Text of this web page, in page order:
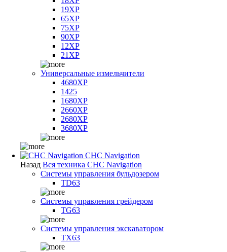
19XP
65XP
75XP
90XP
12XP
21XP
Универсальные измельчители
4680XP
1425
1680XP
2660XP
2680XP
3680XP
CHC Navigation
Назад Вся техника CHC Navigation
Системы управления бульдозером
TD63
Системы управления грейдером
TG63
Системы управления экскаватором
TX63